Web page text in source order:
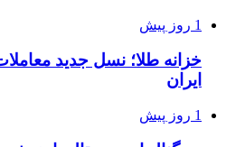
1 روز پیش
خزانه طلا؛ نسل جدید
ایران
1 روز پیش